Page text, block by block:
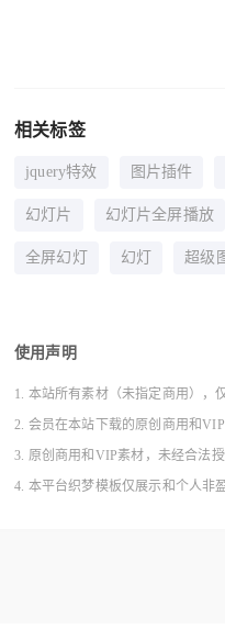
相关标签
jquery特效 图片插件
幻灯片 幻灯片全屏播放
全屏幻灯 幻灯 超级
使用声明
1. 本站所有素材（未指定商用），
2. 会员在本站下载的原创商用和
3. 原创商用和VIP素材，未经合法
4. 本平台织梦模板仅展示和个人非